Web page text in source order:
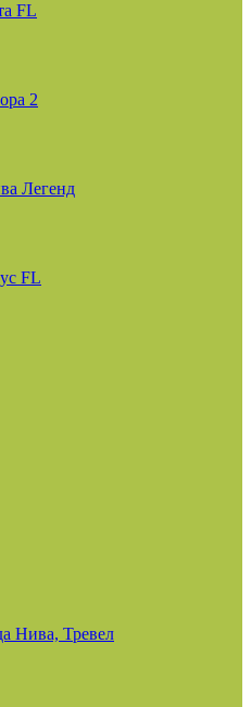
FL
2
Легенд
FL
Нива, Тревел